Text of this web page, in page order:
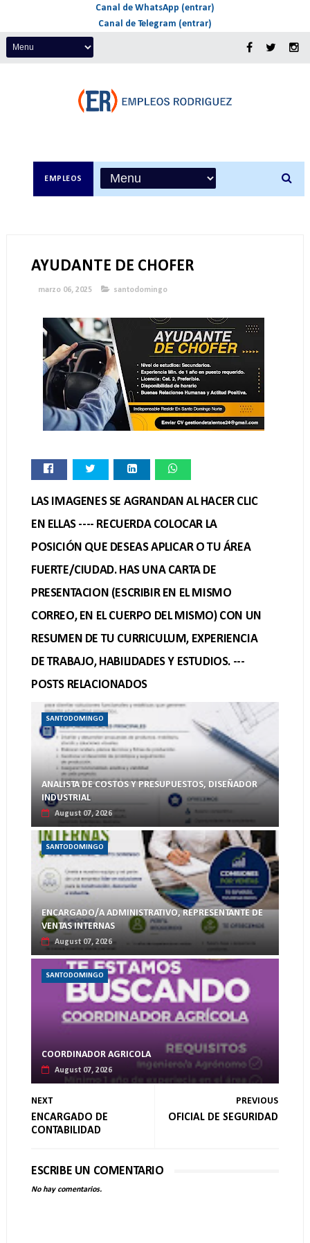
Canal de WhatsApp (entrar)
Canal de Telegram (entrar)
EMPLEOS
AYUDANTE DE CHOFER
marzo 06, 2025 santodomingo
LAS IMAGENES SE AGRANDAN AL HACER CLIC
EN ELLAS ---- RECUERDA COLOCAR LA
POSICIÓN QUE DESEAS APLICAR O TU ÁREA
FUERTE/CIUDAD. HAS UNA CARTA DE
PRESENTACION (ESCRIBIR EN EL MISMO
CORREO, EN EL CUERPO DEL MISMO) CON UN
RESUMEN DE TU CURRICULUM, EXPERIENCIA
DE TRABAJO, HABILIDADES Y ESTUDIOS. ---
POSTS RELACIONADOS
SANTODOMINGO
ANALISTA DE COSTOS Y PRESUPUESTOS, DISEÑADOR
INDUSTRIAL
August 07, 2026
SANTODOMINGO
ENCARGADO/A ADMINISTRATIVO, REPRESENTANTE DE
VENTAS INTERNAS
August 07, 2026
SANTODOMINGO
COORDINADOR AGRICOLA
August 07, 2026
NEXT
ENCARGADO DE
CONTABILIDAD
PREVIOUS
OFICIAL DE SEGURIDAD
ESCRIBE UN COMENTARIO
No hay comentarios.